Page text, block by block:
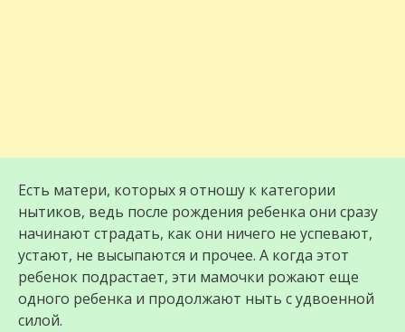
Есть матери, которых я отношу к категории
нытиков, ведь после рождения ребенка они сразу
начинают страдать, как они ничего не успевают,
устают, не высыпаются и прочее. А когда этот
ребенок подрастает, эти мамочки рожают еще
одного ребенка и продолжают ныть с удвоенной
силой.